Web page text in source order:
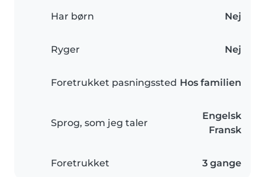
Har børn Nej
Ryger Nej
Foretrukket pasningssted Hos familien
Sprog, som jeg taler
Engelsk
Fransk
Foretrukket 3 gange